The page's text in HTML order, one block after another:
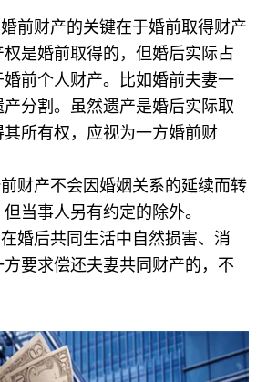
财产的关键在于婚前取得财产
是婚前取得的，但婚后实际占
前个人财产。比如婚前夫妻一
分割。虽然遗产是婚后实际取
所有权，应视为一方婚前财
产不会因婚姻关系的延续而转
当事人另有约定的除外。
后共同生活中自然损害、消
要求偿还夫妻共同财产的，不